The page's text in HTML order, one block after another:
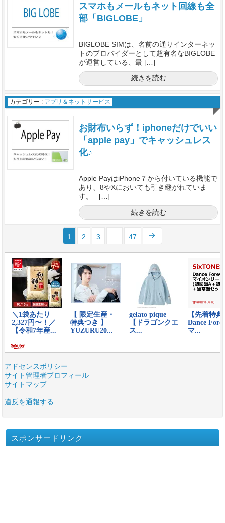
スマホもメールもネット回線も全
部「BIGLOBE」
BIGLOBE SIMは、名前の通りインターネッ
トのプロバイダーとして超有名なBIGLOBE
が運営している、最 […]
続きを読む
カテゴリー : アプリ＆ネットサービス
お財布いらず！iphoneだけでいい
「apple pay」でキャッシュレス
化♪
Apple PayはiPhone７から付いている機能で
あり、8やXにおいても引き継がれていま
す。 […]
続きを読む
1 2 3 47
アドセンスポリシー
サイト管理者プロフィール
サイトマップ
違反を通報する
スポンサードリンク